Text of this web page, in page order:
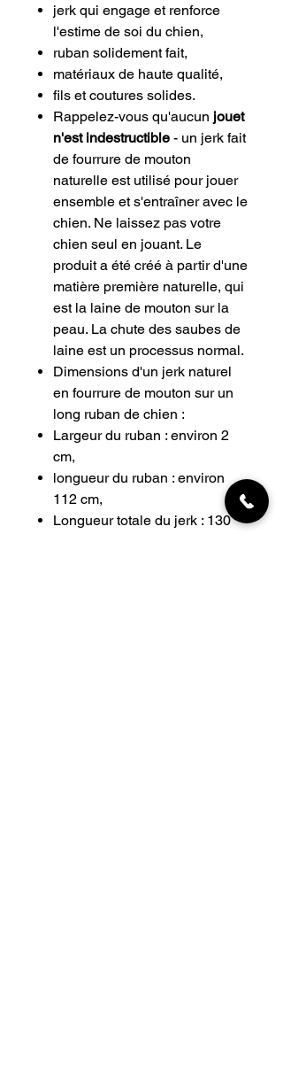
jerk qui engage et renforce
l'estime de soi du chien,
ruban solidement fait,
matériaux de haute qualité,
fils et coutures solides.
Rappelez-vous qu'aucun jouet
n'est indestructible - un jerk fait
de fourrure de mouton
naturelle est utilisé pour jouer
ensemble et s'entraîner avec le
chien. Ne laissez pas votre
chien seul en jouant. Le
produit a été créé à partir d'une
matière première naturelle, qui
est la laine de mouton sur la
peau. La chute des saubes de
laine est un processus normal.
Dimensions d'un jerk naturel
en fourrure de mouton sur un
long ruban de chien :
Largeur du ruban : environ 2
cm,
longueur du ruban : environ
112 cm,
Longueur totale du jerk : 130